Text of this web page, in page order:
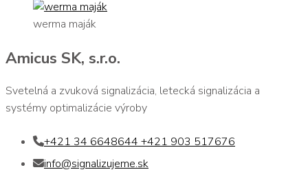
werma maják
Amicus SK, s.r.o.
Svetelná a zvuková signalizácia, letecká signalizácia a
systémy optimalizácie výroby
+421 34 6648644 +421 903 517676
info@signalizujeme.sk